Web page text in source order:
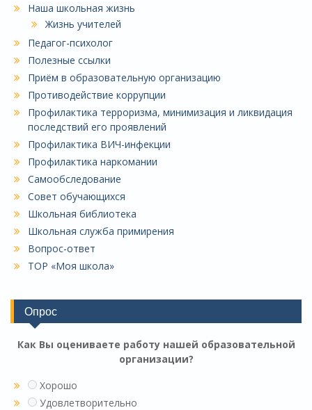
Наша школьная жизнь
Жизнь учителей
Педагог-психолог
Полезные ссылки
Приём в образовательную организацию
Противодействие коррупции
Профилактика терроризма, минимизация и ликвидация
последствий его проявлений
Профилактика ВИЧ-инфекции
Профилактика наркомании
Самообследование
Совет обучающихся
Школьная библиотека
Школьная служба примирения
Вопрос-ответ
ТОР «Моя школа»
Опрос
Как Вы оцениваете работу нашей образовательной
организации?
Хорошо
Удовлетворительно